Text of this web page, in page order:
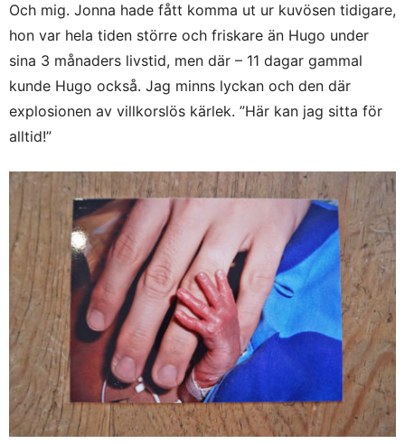
Och mig. Jonna hade fått komma ut ur kuvösen tidigare,
hon var hela tiden större och friskare än Hugo under
sina 3 månaders livstid, men där – 11 dagar gammal
kunde Hugo också. Jag minns lyckan och den där
explosionen av villkorslös kärlek. ”Här kan jag sitta för
alltid!”